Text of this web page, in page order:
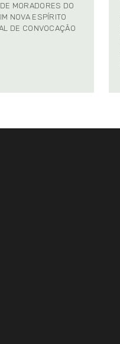
MORADORES DO
NOVA ESPÍRITO
DE CONVOCAÇÃO